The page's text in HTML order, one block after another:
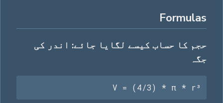
Formulas
حجم کا حساب کیسے لگایا جائے: اندر کی
جگہ
V = (4/3) * π * r³